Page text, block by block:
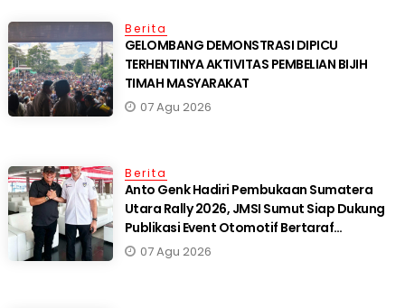
Berita
GELOMBANG DEMONSTRASI DIPICU
TERHENTINYA AKTIVITAS PEMBELIAN BIJIH
TIMAH MASYARAKAT
07 Agu 2026
Berita
Anto Genk Hadiri Pembukaan Sumatera
Utara Rally 2026, JMSI Sumut Siap Dukung
Publikasi Event Otomotif Bertaraf
Internasional*
07 Agu 2026